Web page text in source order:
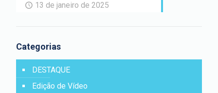
13 de janeiro de 2025
Categorias
DESTAQUE
Edição de Vídeo